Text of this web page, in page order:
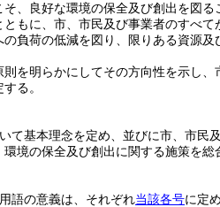
、良好な環境の保全及び創出を図
もに、市、市民及び事業者のすべ
負荷の低減を図り、限りある資源
を明らかにしてその方向性を示し
る。
て基本理念を定め、並びに市、市
境の保全及び創出に関する施策を
語の意義は、それぞれ当該各号に定